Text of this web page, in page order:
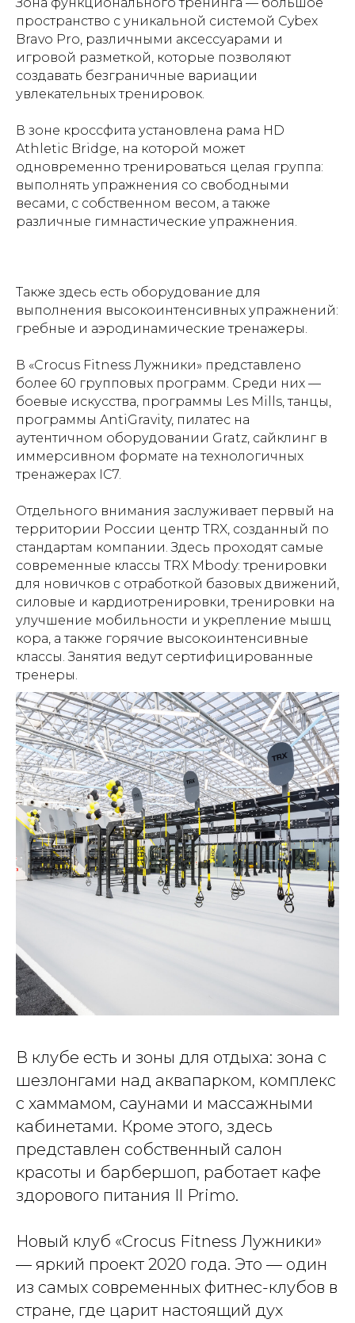
пространство с уникальной системой Cybex
Bravo Pro, различными аксессуарами и
игровой разметкой, которые позволяют
создавать безграничные вариации
увлекательных тренировок.
В зоне кроссфита установлена рама HD
Athletic Bridge, на которой может
одновременно тренироваться целая группа:
выполнять упражнения со свободными
весами, с собственном весом, а также
различные гимнастические упражнения.
Также здесь есть оборудование для
выполнения высокоинтенсивных упражнений:
гребные и аэродинамические тренажеры.
В «Crocus Fitness Лужники» представлено
более 60 групповых программ. Среди них —
боевые искусства, программы Les Mills, танцы,
программы AntiGravity, пилатес на
аутентичном оборудовании Gratz, сайклинг в
иммерсивном формате на технологичных
тренажерах IC7.
Отдельного внимания заслуживает первый на
территории России центр TRX, созданный по
стандартам компании. Здесь проходят самые
современные классы TRX Mbody: тренировки
для новичков с отработкой базовых движений,
силовые и кардиотренировки, тренировки на
улучшение мобильности и укрепление мышц
кора, а также горячие высокоинтенсивные
классы. Занятия ведут сертифицированные
тренеры.
В клубе есть и зоны для отдыха: зона с
шезлонгами над аквапарком, комплекс
с хаммамом, саунами и массажными
кабинетами. Кроме этого, здесь
представлен собственный салон
красоты и барбершоп, работает кафе
здорового питания Il Primo.
Новый клуб «Crocus Fitness Лужники»
— яркий проект 2020 года. Это — один
из самых современных фитнес-клубов в
стране, где царит настоящий дух